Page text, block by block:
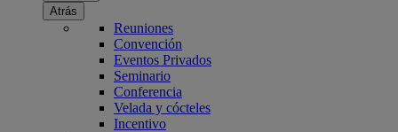
Atrás
Reuniones
Convención
Eventos Privados
Seminario
Conferencia
Velada y cócteles
Incentivo